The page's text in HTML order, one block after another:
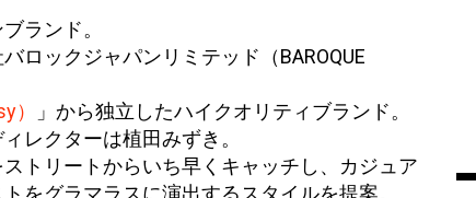
ランド。
ロックジャパンリミテッド（BAROQUE
）
」から独立したハイクオリティブランド。
レクターは植田みずき。
ストリートからいち早くキャッチし、カジュア
をグラマラスに演出するスタイルを提案。